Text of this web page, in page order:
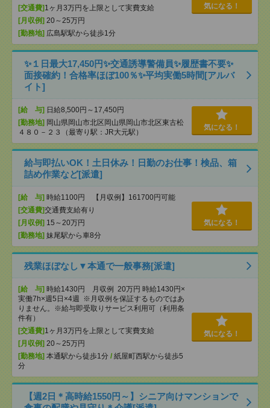
[交通費]1ヶ月3万円を上限として実費支給
[月収例] 20～25万円
[勤務地] 広島駅駅から徒歩1分
気になる！
✨１日最大17,450円✨交通誘導警備員✨履歴書不要✨
面接確約！合格率ほぼ100％✨平均実働5時間[アルバ
イト]
[給 与] 日給8,500円～17,450円
[勤務地] 岡山県岡山市北区岡山県岡山市北区東古松
４８０－２３（最寄り駅：JR大元駅）
気になる！
給与即払いOK！土日休み！日勤のお仕事！検品、箱
詰め作業など[派遣]
[給 与] 時給1100円 【月収例】161700円可能
[交通費]交通費支給有り
[月収例] 15～20万円
[勤務地] 妹尾駅から車8分
気になる！
残業ほぼなし▼本通で一般事務[派遣]
[給 与] 時給1430円 月収例 20万円 時給1430円×
実働7h×週5日×4週 ※月収例を保証するものではあ
りません。※給与即受取りサービス利用可（利用条
件有）
[交通費]1ヶ月3万円を上限として実費支給
[月収例] 20～25万円
[勤務地] 本通駅から徒歩1分 / 紙屋町西駅から徒歩5
分
気になる！
【週2日＊高時給1550円～】シニア向けマンションで